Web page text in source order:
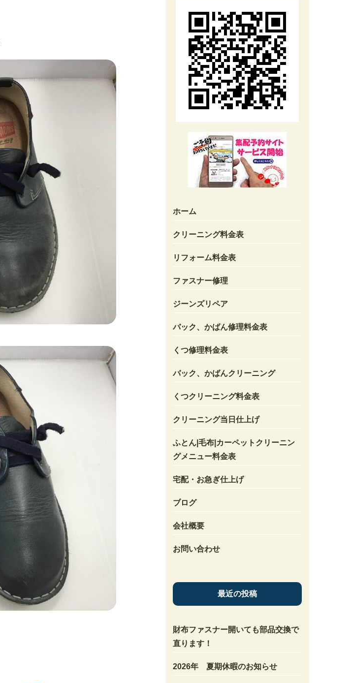
ホーム
クリーニング料金表
リフォーム料金表
ファスナー修理
ジーンズリペア
バック、かばん修理料金表
くつ修理料金表
バック、かばんクリーニング
くつクリーニング料金表
クリーニング当日仕上げ
ふとん|毛布|カーペットクリーニン
グメニュー料金表
宅配・お急ぎ仕上げ
ブログ
会社概要
お問い合わせ
最近の投稿
財布ファスナー開いても部品交換で
直ります！
2026年 夏期休暇のお知らせ